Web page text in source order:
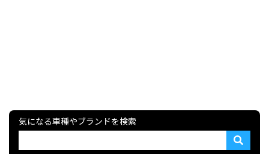
気になる車種やブランドを検索